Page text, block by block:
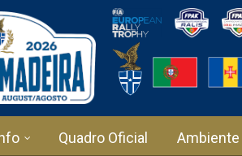
Quadro Oficial Ambiente